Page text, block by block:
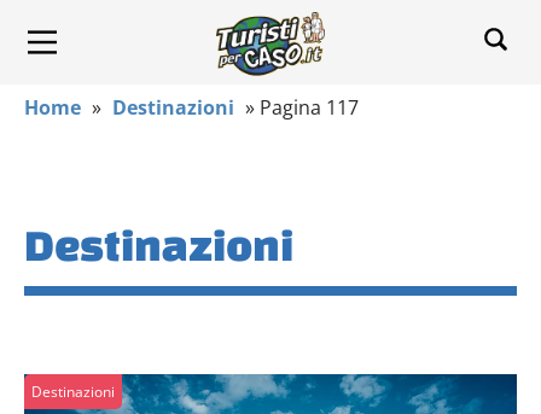
Home » Destinazioni » Pagina 117
Destinazioni
Destinazioni